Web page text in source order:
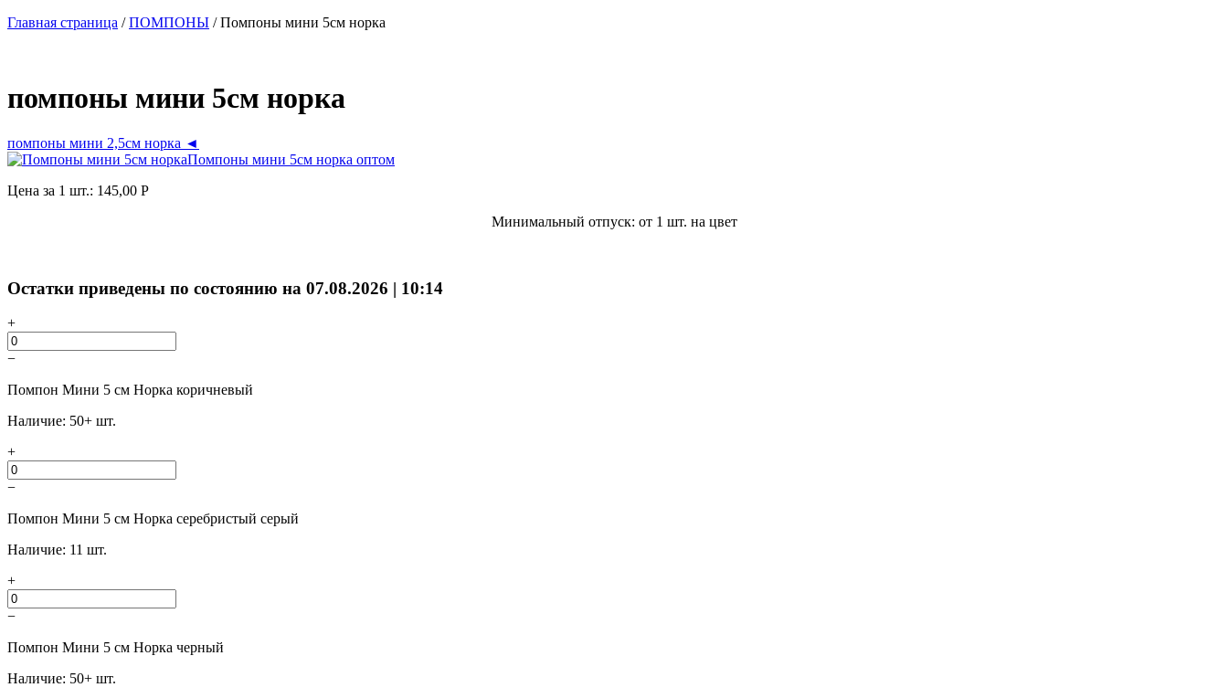
Главная страница /ПОМПОНЫ / Помпоны мини 5см норка
помпоны мини 5см норка
помпоны мини 2,5см норка ◄
Цена за 1 шт.: 145,00 Р
Минимальный отпуск: от 1 шт. на цвет
Остатки приведены по состоянию на 07.08.2026 | 10:14
+
−
Помпон Мини 5 см Норка коричневый
Наличие: 50+ шт.
+
−
Помпон Мини 5 см Норка серебристый серый
Наличие: 11 шт.
+
−
Помпон Мини 5 см Норка черный
Наличие: 50+ шт.